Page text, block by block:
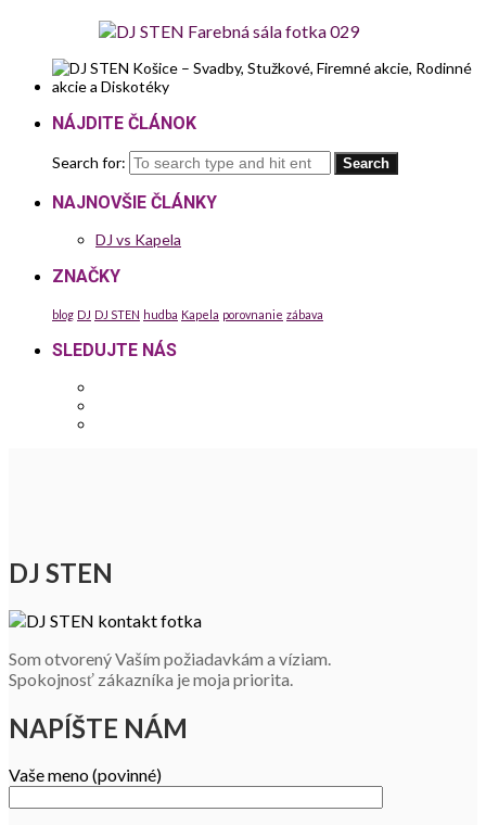
NÁJDITE ČLÁNOK
Search for:
NAJNOVŠIE ČLÁNKY
DJ vs Kapela
ZNAČKY
blog DJ DJ STEN hudba Kapela porovnanie zábava
SLEDUJTE NÁS
DJ STEN
Som otvorený Vaším požiadavkám a víziam.
Spokojnosť zákazníka je moja priorita.
NAPÍŠTE NÁM
Vaše meno (povinné)